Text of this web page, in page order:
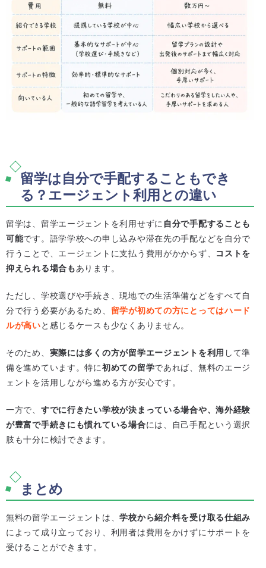
留学は自分で手配することもでき
る？エージェント利用との違い
留学は、留学エージェントを利用せずに 自分で手配することも
可能です。語学学校への申し込みや滞在先の手配などを自分で
行うことで、エージェントに支払う費用がかからず、
コストを
抑えられる場合もあります。
ただし、学校選びや手続き、現地での生活準備などをすべて自
分で行う必要があるため、 留学が初めての方にとってはハード
ルが高いと感じるケースも少なくありません。
そのため、 実際には多くの方が留学エージェントを利用 して準
備を進めています。特に初めての留学であれば、無料のエージ
ェントを活用しながら進める方が安心です。
一方で、 すでに行きたい学校が決まっている場合や、海外経験
が豊富で手続きにも慣れている場合には、自己手配という選択
肢も十分に検討できます。
まとめ
無料の留学エージェントは、学校から紹介料を受け取る仕組み
によって成り立っており、利用者は費用をかけずにサポートを
受けることができます。